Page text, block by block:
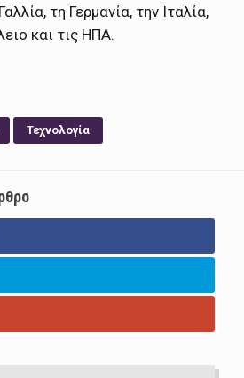
τη Γερμανία, την Ιταλία,
και τις ΗΠΑ.
Τεχνολογία